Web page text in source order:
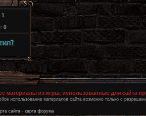
1
0
материалы из игры, использованные для сайта
использование материалов сайта возможно только с
сайта - карта форума